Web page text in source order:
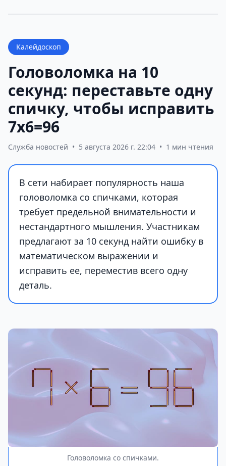
Калейдоскоп
Головоломка на 10
секунд: переставьте одну
спичку, чтобы исправить
7х6=96
Служба новостей • 5 августа 2026 г. 22:04 • 1 мин чтения
В сети набирает популярность наша
головоломка со спичками, которая
требует предельной внимательности и
нестандартного мышления. Участникам
предлагают за 10 секунд найти ошибку в
математическом выражении и
исправить ее, переместив всего одну
деталь.
Головоломка со спичками.